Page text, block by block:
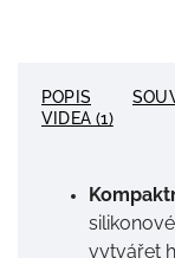
POPIS
VIDEA (1)
vytvářet